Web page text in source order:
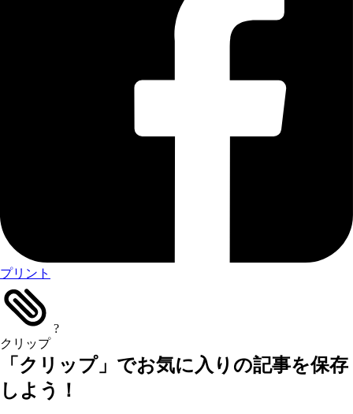
プリント
クリップ
?
「クリップ」でお気に入りの記事を保存
しよう！